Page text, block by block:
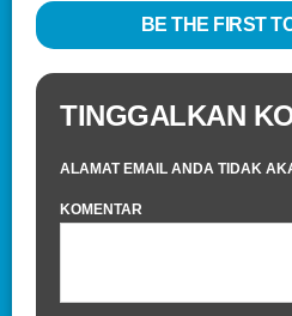
BE THE FIRST
TINGGALKAN
ALAMAT EMAIL ANDA TIDAK
KOMENTAR